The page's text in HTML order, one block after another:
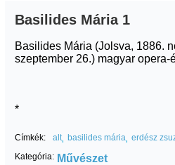
Basilides Mária 1
Basilides Mária (Jolsva, 1886.
szeptember 26.) magyar opera-
*
Címkék: alt basilides mária erdész
Kategória: Művészet